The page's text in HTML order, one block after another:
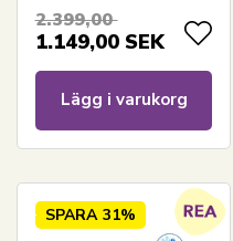
2.399,00
1.149,00 SEK
Lägg i varukorg
SPARA 31%